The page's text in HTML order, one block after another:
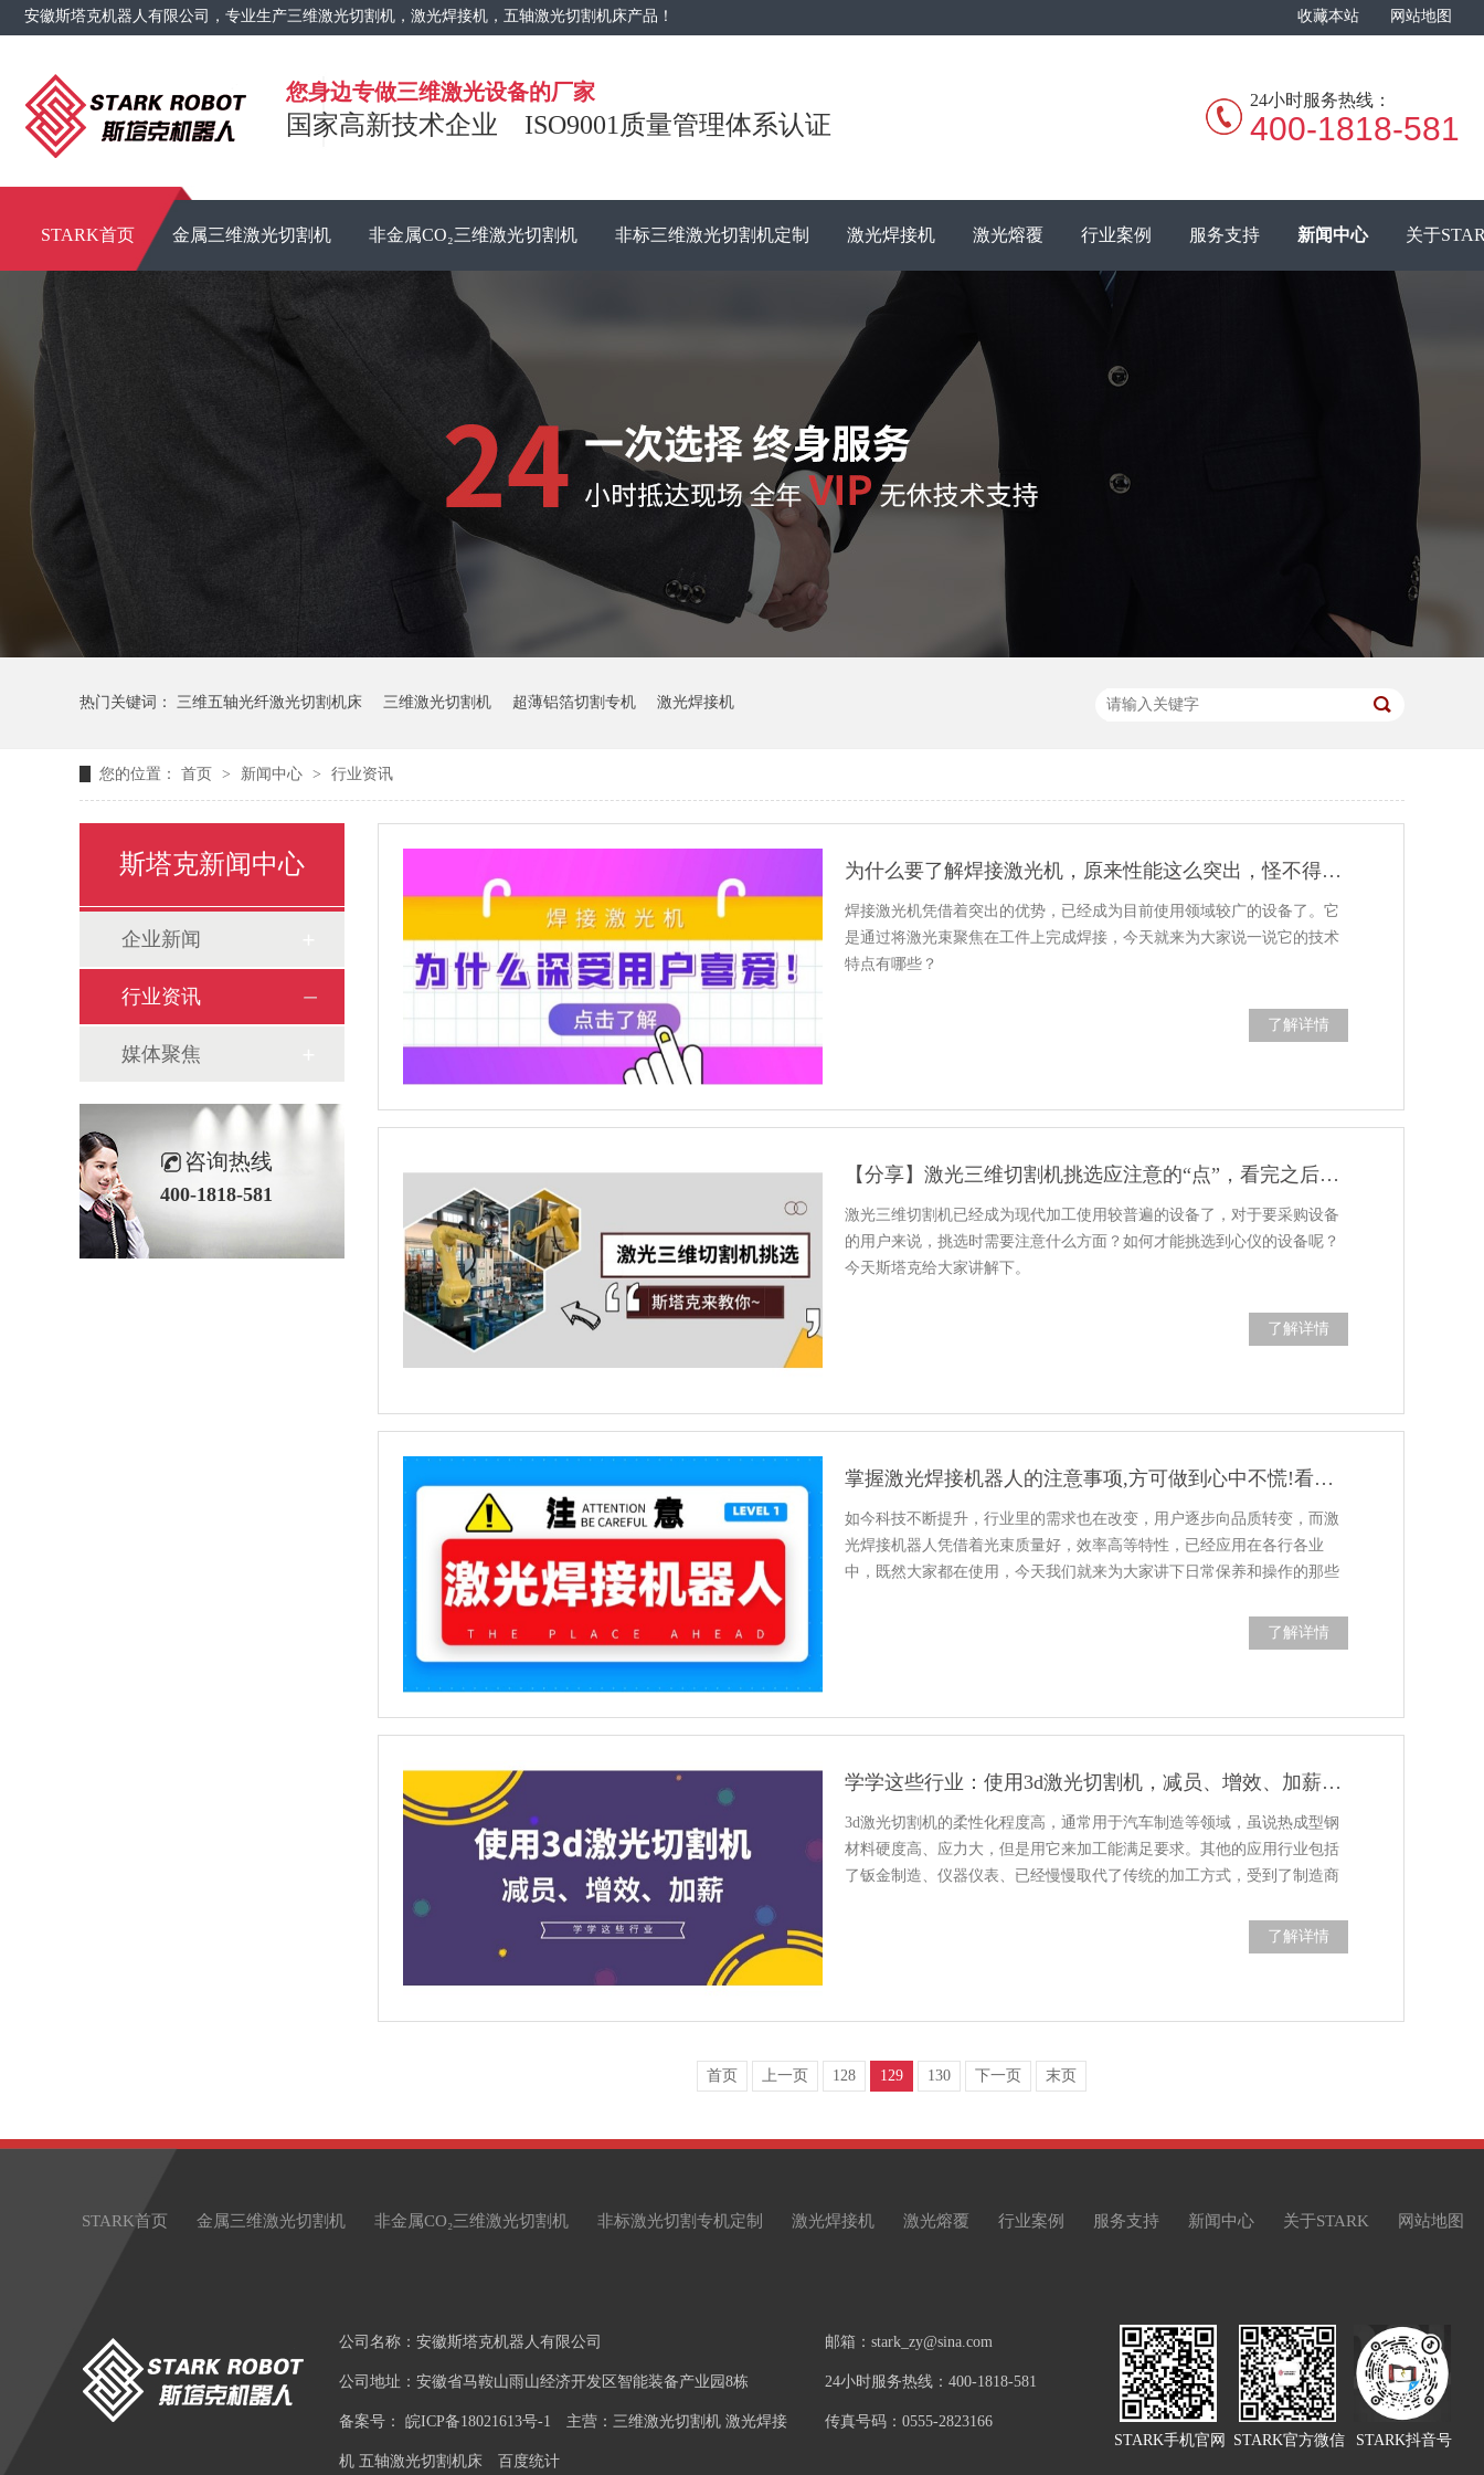
收藏本站 网站地图
安徽斯塔克机器人有限公司，专业生产三维激光切割机，激光焊接机，五轴激光切割机床产品！
您身边专做三维激光设备的厂家
国家高新技术企业 ISO9001质量管理体系认证
24小时服务热线：
400-1818-581
STARK首页 金属三维激光切割机 非金属CO₂三维激光切割机 非标三维激光切割机定制 激光焊接机 激光熔覆 行业案例 服务支持 新闻中心 关于
热门关键词： 三维五轴光纤激光切割机床 三维激光切割机 超薄铝箔切割专机 激光焊接机
您的位置： 首页 > 新闻中心 > 行业资讯
斯塔克新闻中心
企业新闻
行业资讯
媒体聚焦
咨询热线
400-1818-581
为什么要了解焊接激光机，原来性能这么突出，怪不得深受用户喜爱！
焊接激光机凭借着突出的优势，已经成为目前使用领域较广的设备了。它
是通过将激光束聚焦在工件上完成焊接，今天就来为大家说一说它的技术
特点有哪些？
了解详情
【分享】激光三维切割机挑选应注意的“点”，看完之后不再慌！
激光三维切割机已经成为现代加工使用较普遍的设备了，对于要采购设备
的用户来说，挑选时需要注意什么方面？如何才能挑选到心仪的设备呢？
今天斯塔克给大家讲解下。
了解详情
掌握激光焊接机器人的注意事项,方可做到心中不慌!看你是否拖了后腿?
如今科技不断提升，行业里的需求也在改变，用户逐步向品质转变，而激
光焊接机器人凭借着光束质量好，效率高等特性，已经应用在各行各业
中，既然大家都在使用，今天我们就来为大家讲下日常保养和操作的那些
了解详情
学学这些行业：使用3d激光切割机，减员、增效、加薪，囊括多项功能！
3d激光切割机的柔性化程度高，通常用于汽车制造等领域，虽说热成型钢
材料硬度高、应力大，但是用它来加工能满足要求。其他的应用行业包括
了钣金制造、仪器仪表、已经慢慢取代了传统的加工方式，受到了制造商
了解详情
首页 上一页 128 129 130 下一页 末页
STARK首页 金属三维激光切割机 非金属CO₂三维激光切割机 非标激光切割专机定制 激光焊接机 激光熔覆 行业案例 服务支持 新闻中心 关于STARK 网站地图
公司名称：安徽斯塔克机器人有限公司
公司地址：安徽省马鞍山雨山经济开发区智能装备产业园8栋
备案号： 皖ICP备18021613号-1 主营：三维激光切割机 激光焊接
机 五轴激光切割机床 百度统计
邮箱：stark_zy@sina.com
24小时服务热线：400-1818-581
传真号码：0555-2823166
STARK手机官网
STARK官方微信 STARK抖音号